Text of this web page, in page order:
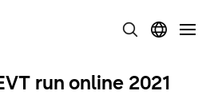
run online 2021